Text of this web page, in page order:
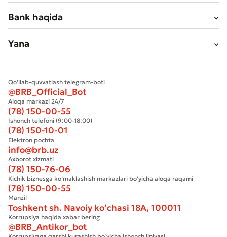
Bank haqida
Yana
Qo'llab-quvvatlash telegram-boti
@BRB_Official_Bot
Aloqa markazi 24/7
(78) 150-00-55
Ishonch telefoni (9:00-18:00)
(78) 150-10-01
Elektron pochta
info@brb.uz
Axborot xizmati
(78) 150-76-06
Kichik biznesga ko’maklashish markazlari bo'yicha aloqa raqami
(78) 150-00-55
Manzil
Toshkent sh. Navoiy ko’chasi 18А, 100011
Korrupsiya haqida xabar bering
@BRB_Antikor_bot